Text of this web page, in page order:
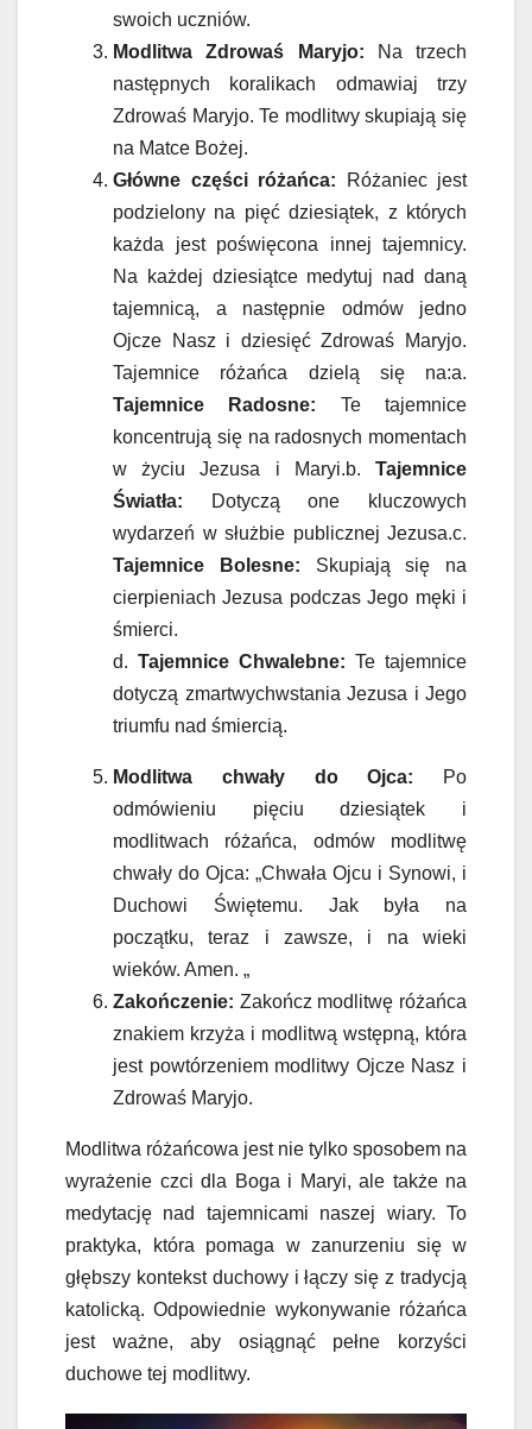
swoich uczniów.
Modlitwa Zdrowaś Maryjo: Na trzech
następnych koralikach odmawiaj trzy
Zdrowaś Maryjo. Te modlitwy skupiają się
na Matce Bożej.
Główne części różańca: Różaniec jest
podzielony na pięć dziesiątek, z których
każda jest poświęcona innej tajemnicy.
Na każdej dziesiątce medytuj nad daną
tajemnicą, a następnie odmów jedno
Ojcze Nasz i dziesięć Zdrowaś Maryjo.
Tajemnice różańca dzielą się na:a.
Tajemnice Radosne: Te tajemnice
koncentrują się na radosnych momentach
w życiu Jezusa i Maryi.b. Tajemnice
Światła: Dotyczą one kluczowych
wydarzeń w służbie publicznej Jezusa.c.
Tajemnice Bolesne: Skupiają się na
cierpieniach Jezusa podczas Jego męki i
śmierci.
d. Tajemnice Chwalebne: Te tajemnice
dotyczą zmartwychwstania Jezusa i Jego
triumfu nad śmiercią.
Modlitwa chwały do Ojca: Po
odmówieniu pięciu dziesiątek i
modlitwach różańca, odmów modlitwę
chwały do Ojca: „Chwała Ojcu i Synowi, i
Duchowi Świętemu. Jak była na
początku, teraz i zawsze, i na wieki
wieków. Amen. „
Zakończenie: Zakończ modlitwę różańca
znakiem krzyża i modlitwą wstępną, która
jest powtórzeniem modlitwy Ojcze Nasz i
Zdrowaś Maryjo.
Modlitwa różańcowa jest nie tylko sposobem na
wyrażenie czci dla Boga i Maryi, ale także na
medytację nad tajemnicami naszej wiary. To
praktyka, która pomaga w zanurzeniu się w
głębszy kontekst duchowy i łączy się z tradycją
katolicką. Odpowiednie wykonywanie różańca
jest ważne, aby osiągnąć pełne korzyści
duchowe tej modlitwy.